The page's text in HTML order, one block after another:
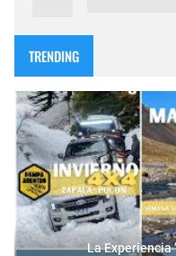
TRENDING
La Experiencia